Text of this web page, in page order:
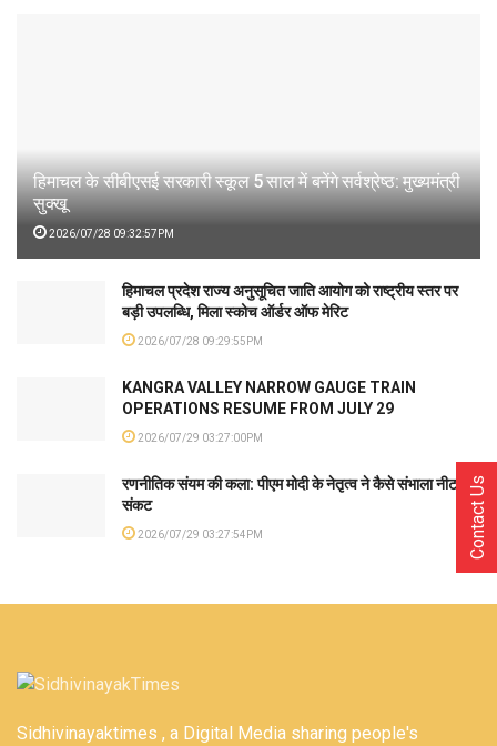
हिमाचल के सीबीएसई सरकारी स्कूल 5 साल में बनेंगे सर्वश्रेष्ठ: मुख्यमंत्री
सुक्खू
2026/07/28 09:32:57PM
हिमाचल प्रदेश राज्य अनुसूचित जाति आयोग को राष्ट्रीय स्तर पर
बड़ी उपलब्धि, मिला स्कोच ऑर्डर ऑफ मेरिट
2026/07/28 09:29:55PM
KANGRA VALLEY NARROW GAUGE TRAIN
OPERATIONS RESUME FROM JULY 29
2026/07/29 03:27:00PM
रणनीतिक संयम की कला: पीएम मोदी के नेतृत्व ने कैसे संभाला नीट
संकट
2026/07/29 03:27:54PM
Sidhivinayaktimes , a Digital Media sharing people's
Contact Us